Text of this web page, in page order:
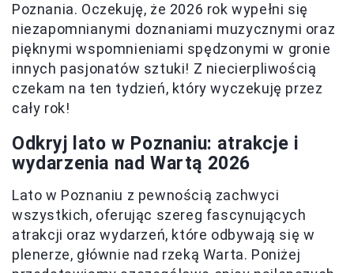
Poznania. Oczekuję, że 2026 rok wypełni się
niezapomnianymi doznaniami muzycznymi oraz
pięknymi wspomnieniami spędzonymi w gronie
innych pasjonatów sztuki! Z niecierpliwością
czekam na ten tydzień, który wyczekuję przez
cały rok!
Odkryj lato w Poznaniu: atrakcje i
wydarzenia nad Wartą 2026
Lato w Poznaniu z pewnością zachwyci
wszystkich, oferując szereg fascynujących
atrakcji oraz wydarzeń, które odbywają się w
plenerze, głównie nad rzeką Warta. Poniżej